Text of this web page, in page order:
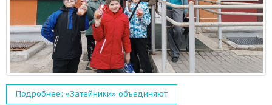
Подробнее: «Затейники» объединяют